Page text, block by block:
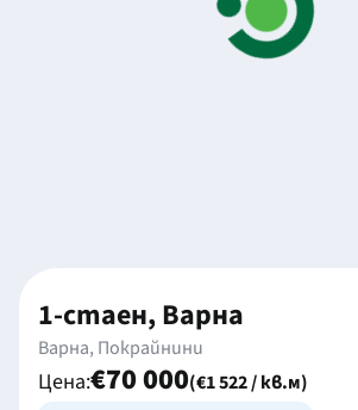
1-стаен, Варна
Варна, Покрайнини
Цена:€70 000(€1 522 / кв.м)